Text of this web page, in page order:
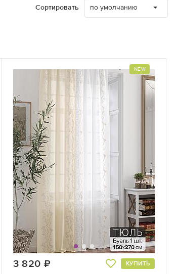
Сортировать по умолчанию
NEW
3 820 КУПИТЬ